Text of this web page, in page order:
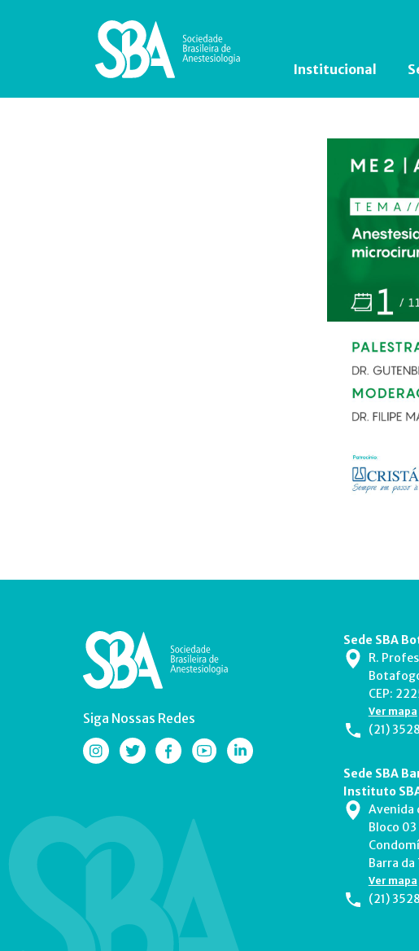
Institucional
Siga Nossas Redes
Sede SBA
R.
CEP:
Ver mapa
(21)
Sede SBA
Instituto
Avenida
Bloco
Barra
Ver mapa
(21)